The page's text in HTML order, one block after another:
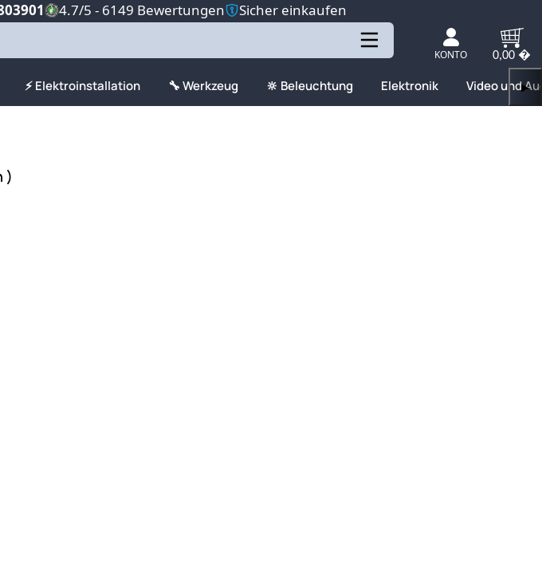
4.7/5 - 6149 Bewertungen Sicher einkaufen
KONTO 0,00 �
⚡ Elektroinstallation 🔧 Werkzeug 🔆 Beleuchtung Elektronik Video und▶
)